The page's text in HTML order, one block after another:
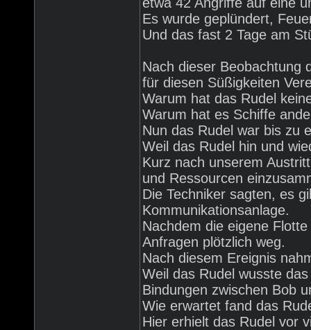
Es wurde geplündert,
Und das fast 2 Tage am
Nach dieser Beobachtung
für diesen Süßigkeiten
Warum hat das Rudel
Warum hat es Schiffe
Nun das Rudel war bis zu
Weil das Rudel hin und
Kurz nach unserem
und Ressourcen
Die Techniker sagten, es
Kommunikationsanlage.
Nachdem die eigene
Anfragen plötzlich weg.
Nach diesem Ereignis
Weil das Rudel wusste
Bindungen zwischen Bob
Wie erwartet fand das
Hier erhielt das Rudel vor